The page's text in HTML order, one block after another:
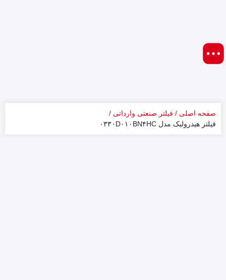
صفحه اصلی
فیلتر صنعتی وارداتی
فیلتر هیدرولیک مدل ۰۳۳۰D۰۱۰BN۴HC